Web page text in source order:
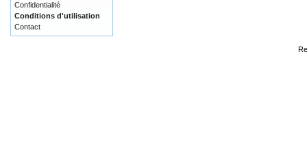
Confidentialité
Conditions d'utilisation
Contact